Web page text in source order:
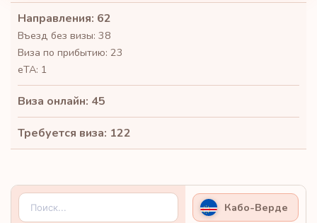
Направления: 62
Въезд без визы: 38
Виза по прибытию: 23
eTA: 1
Виза онлайн: 45
Требуется виза: 122
Кабо-Верде